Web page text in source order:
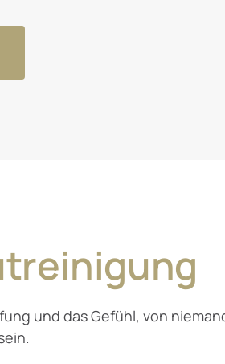
und das Gefühl, von